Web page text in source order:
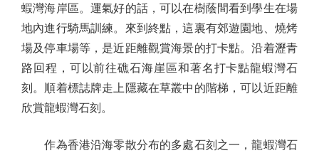
蝦灣海岸區。運氣好的話，可以在樹蔭間看到學生在場
地內進行騎馬訓練。來到終點，這裏有郊遊園地、燒烤
場及停車場等，是近距離觀賞海景的打卡點。沿着瀝青
路回程，可以前往礁石海崖區和著名打卡點龍蝦灣石
刻。順着標誌牌走上隱藏在草叢中的階梯，可以近距離
欣賞龍蝦灣石刻。
作為香港沿海零散分布的多處石刻之一，龍蝦灣石